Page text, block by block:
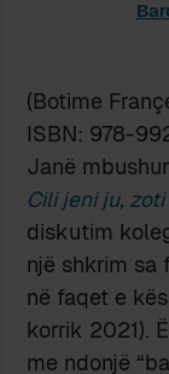
(Botime
ISBN: 978-
Janë
Cili jeni ju,
diskutim
një shkrim sa
në faqet e
korrik 2021).
me ndonjë